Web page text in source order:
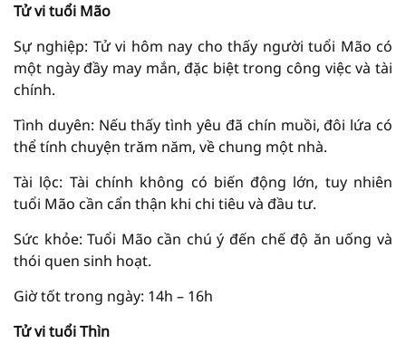
Tử vi tuổi Mão
Sự nghiệp: Tử vi hôm nay cho thấy người tuổi Mão có
một ngày đầy may mắn, đặc biệt trong công việc và tài
chính.
Tình duyên: Nếu thấy tình yêu đã chín muồi, đôi lứa có
thể tính chuyện trăm năm, về chung một nhà.
Tài lộc: Tài chính không có biến động lớn, tuy nhiên
tuổi Mão cần cẩn thận khi chi tiêu và đầu tư.
Sức khỏe: Tuổi Mão cần chú ý đến chế độ ăn uống và
thói quen sinh hoạt.
Giờ tốt trong ngày: 14h – 16h
Tử vi tuổi Thìn